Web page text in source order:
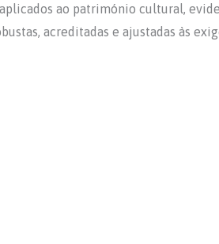
ao património cultural,
acreditadas e ajustadas às